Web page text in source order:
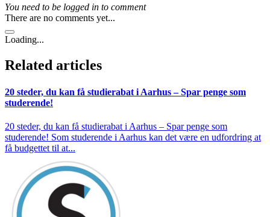
You need to be logged in to comment
There are no comments yet...
Loading...
Related articles
20 steder, du kan få studierabat i Aarhus – Spar penge som
studerende!
20 steder, du kan få studierabat i Aarhus – Spar penge som
studerende! Som studerende i Aarhus kan det være en udfordring at
få budgettet til at...